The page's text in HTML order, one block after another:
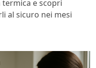
termica e scopri
al sicuro nei mesi